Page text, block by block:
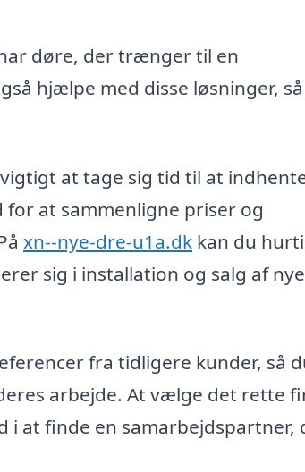
døre, der trænger til en
hjælpe med disse løsninger,
at tage sig tid til at
at sammenligne priser og
xn--nye-dre-u1a.dk kan du
sig i installation og salg af nye
fra tidligere kunder, så
arbejde. At vælge det rette
i at finde en samarbejdspartner,